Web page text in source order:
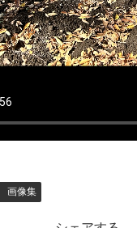
画像集